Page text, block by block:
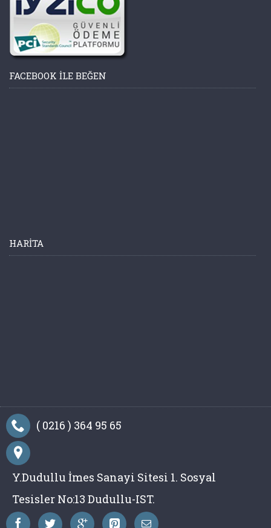
FACEBOOK ILE BEĞEN
HARITA
( 0216 ) 364 95 65
Y.Dudullu İmes Sanayi Sitesi 1. Sosyal
Tesisler No:13 Dudullu-IST.